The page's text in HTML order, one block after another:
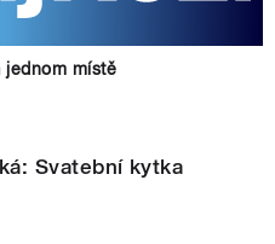
jednom místě
Svatební kytka